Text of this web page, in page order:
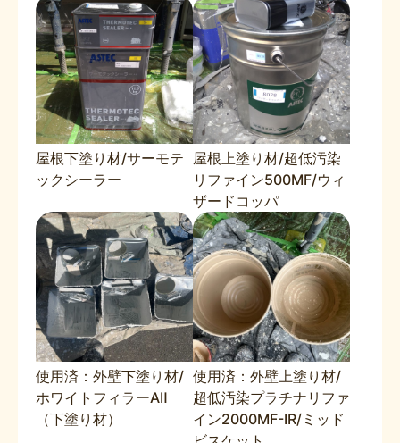
屋根下塗り材/サーモテ
ックシーラー
屋根上塗り材/超低汚染
リファイン500MF/ウィ
ザードコッパ
使用済：外壁下塗り材/
ホワイトフィラーAⅡ
（下塗り材）
使用済：外壁上塗り材/
超低汚染プラチナリファ
イン2000MF-IR/ミッド